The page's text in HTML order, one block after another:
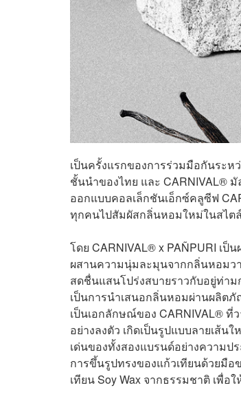
เป็นครั้งแรกของการร่วมมือกันระห
ชั้นนำของไทย และ CARNIVAL®
ออกแบบคอลเล็กชันเอ็กซ์คลูซีฟ
ทุกคนไปสัมผัสกลิ่นหอมใหม่ในสไต
โดย CARNIVAL® x PAÑPURI
ผสานความนุ่มละมุนจากกลิ่นหอมว
สดชื่นแสนโปร่งสบายราวกับอยู่ท่า
เป็นการนำเสนอกลิ่นหอมผ่านผลิต
เป็นเอกลักษณ์ของ CARNIVAL® ที่
อย่างลงตัว เกิดเป็นรูปแบบลายเส้
เด่นของทั้งสองแบรนด์อย่างความ
การขึ้นรูปทรงของแก้วเทียนด้วยมือ
เทียน Soy Wax จากธรรมชาติ เพื่